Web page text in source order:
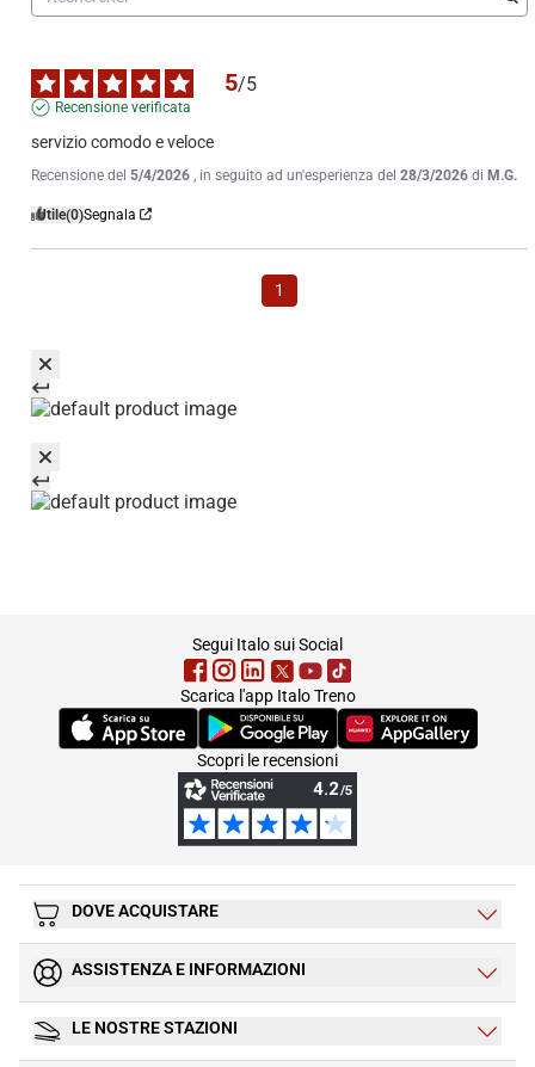
5/5
Recensione verificata
servizio comodo e veloce
Recensione del 5/4/2026 , in seguito ad un'esperienza del 28/3/2026 di M.G.
Utile(0)Segnala
1
Segui Italo sui Social
Scarica l'app Italo Treno
(Si apre in una nuova scheda)(Si apre in una nuova scheda)
(Si apre in una nuova
Scopri le recensioni
DOVE ACQUISTARE
ASSISTENZA E INFORMAZIONI
LE NOSTRE STAZIONI